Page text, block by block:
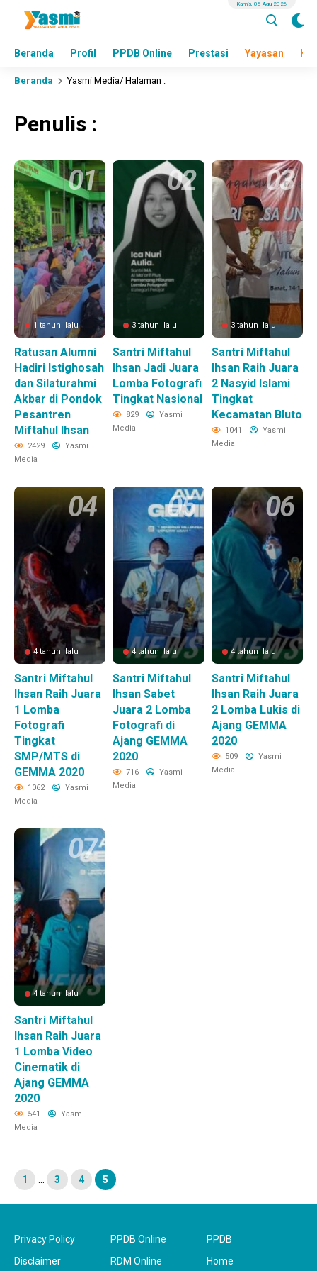
Beranda Profil PPDB Online Prestasi Yayasan
Kamis, 06 Agu 2026
Beranda Yasmi Media/ Halaman :
Penulis :
1 tahun lalu
Ratusan Alumni
Hadiri Istighosah
dan Silaturahmi
Akbar di Pondok
Pesantren
Miftahul Ihsan
2429
Yasmi
Media
3 tahun lalu
Santri Miftahul
Ihsan Jadi Juara
Lomba Fotografi
Tingkat Nasional
829
Yasmi
Media
3 tahun lalu
Santri Miftahul
Ihsan Raih Juara
2 Nasyid Islami
Tingkat
Kecamatan Bluto
1041
Yasmi
Media
4 tahun lalu
Santri Miftahul
Ihsan Raih Juara
1 Lomba
Fotografi
Tingkat
SMP/MTS di
GEMMA 2020
1062
Yasmi
Media
4 tahun lalu
Santri Miftahul
Ihsan Sabet
Juara 2 Lomba
Fotografi di
Ajang GEMMA
2020
716
Yasmi
Media
4 tahun lalu
Santri Miftahul
Ihsan Raih Juara
2 Lomba Lukis di
Ajang GEMMA
2020
509
Yasmi
Media
4 tahun lalu
Santri Miftahul
Ihsan Raih Juara
1 Lomba Video
Cinematik di
Ajang GEMMA
2020
541
Yasmi
Media
1 3 4 5
Privacy Policy
Disclaimer
PPDB Online
RDM Online
PPDB
Home